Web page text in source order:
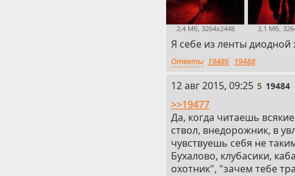
2,4 Мб, 3264x2448 2,1 Мб,
Я себе из ленты диодной
Ответы 19486 19488
5
12 авг 2015, 09:25 5 19484
>>19477
Да, когда читаешь
ствол, внедорожник, в
чувствуешь себя не
Бухалово, клубасики,
охотник", "зачем тебе